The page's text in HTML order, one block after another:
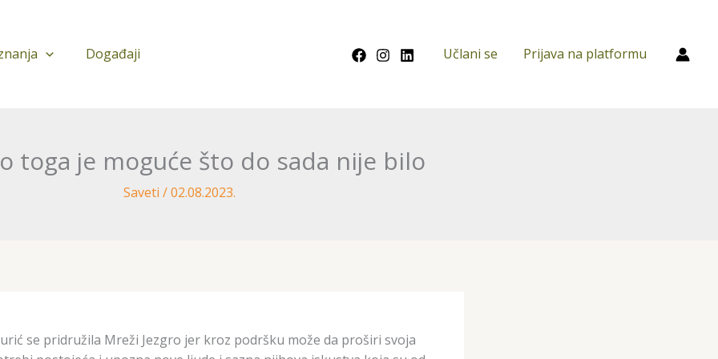
Događaji Učlani se Prijava na platformu
toga je moguće što do sada nije bilo
Saveti /02.08.2023.
se pridružila Mreži Jezgro jer kroz podršku može da proširi svoja